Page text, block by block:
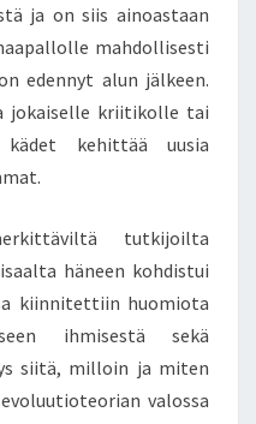
ja on siis ainoastaan
mahdollisesti
edennyt alun jälkeen.
jokaiselle kriitikolle tai
kädet kehittää uusia
tutkijoilta
häneen kohdistui
kiinnitettiin huomiota
ihmisestä sekä
siitä, milloin ja miten
valossa